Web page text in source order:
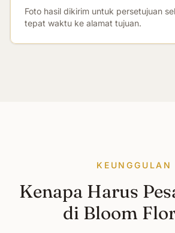
Foto hasil dikirim untuk persetujuan
tepat waktu ke alamat tujuan.
KEUNGGULAN
Kenapa Harus
di Bloom